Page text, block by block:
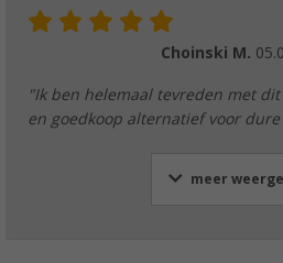
Choinski M.
"Ik ben helemaal tevreden met
en goedkoop alternatief voor
meer